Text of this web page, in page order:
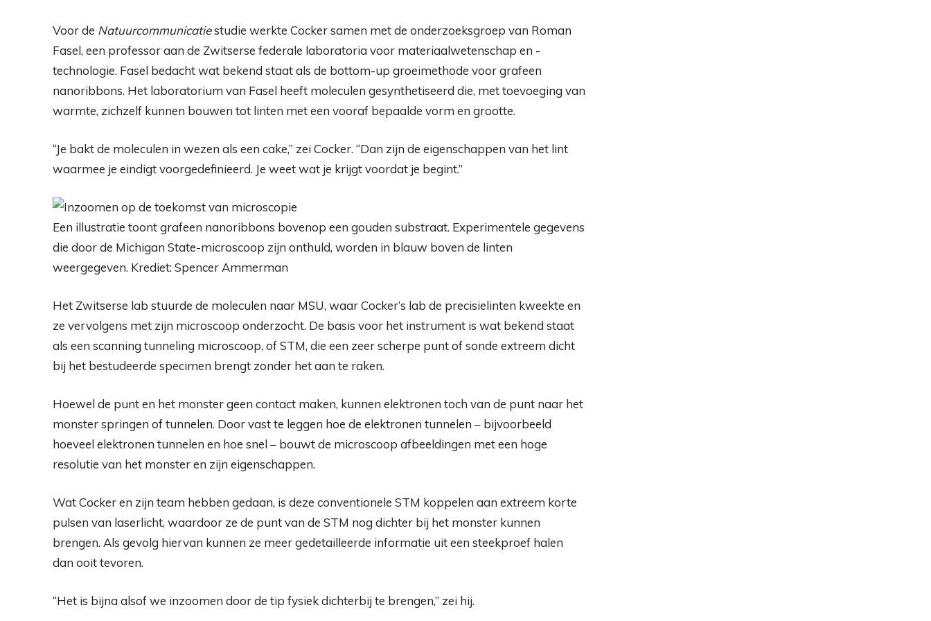
Voor de Natuurcommunicatiestudie werkte Cocker samen met de onderzoeksgroep van Roman
Fasel, een professor aan de Zwitserse federale laboratoria voor materiaalwetenschap en -
technologie. Fasel bedacht wat bekend staat als de bottom-up groeimethode voor grafeen
nanoribbons. Het laboratorium van Fasel heeft moleculen gesynthetiseerd die, met toevoeging van
warmte, zichzelf kunnen bouwen tot linten met een vooraf bepaalde vorm en grootte.
“Je bakt de moleculen in wezen als een cake,” zei Cocker. “Dan zijn de eigenschappen van het lint
waarmee je eindigt voorgedefinieerd. Je weet wat je krijgt voordat je begint.”
Een illustratie toont grafeen nanoribbons bovenop een gouden substraat. Experimentele gegevens
die door de Michigan State-microscoop zijn onthuld, worden in blauw boven de linten
weergegeven. Krediet: Spencer Ammerman
Het Zwitserse lab stuurde de moleculen naar MSU, waar Cocker’s lab de precisielinten kweekte en
ze vervolgens met zijn microscoop onderzocht. De basis voor het instrument is wat bekend staat
als een scanning tunneling microscoop, of STM, die een zeer scherpe punt of sonde extreem dicht
bij het bestudeerde specimen brengt zonder het aan te raken.
Hoewel de punt en het monster geen contact maken, kunnen elektronen toch van de punt naar het
monster springen of tunnelen. Door vast te leggen hoe de elektronen tunnelen – bijvoorbeeld
hoeveel elektronen tunnelen en hoe snel – bouwt de microscoop afbeeldingen met een hoge
resolutie van het monster en zijn eigenschappen.
Wat Cocker en zijn team hebben gedaan, is deze conventionele STM koppelen aan extreem korte
pulsen van laserlicht, waardoor ze de punt van de STM nog dichter bij het monster kunnen
brengen. Als gevolg hiervan kunnen ze meer gedetailleerde informatie uit een steekproef halen
dan ooit tevoren.
“Het is bijna alsof we inzoomen door de tip fysiek dichterbij te brengen,” zei hij.